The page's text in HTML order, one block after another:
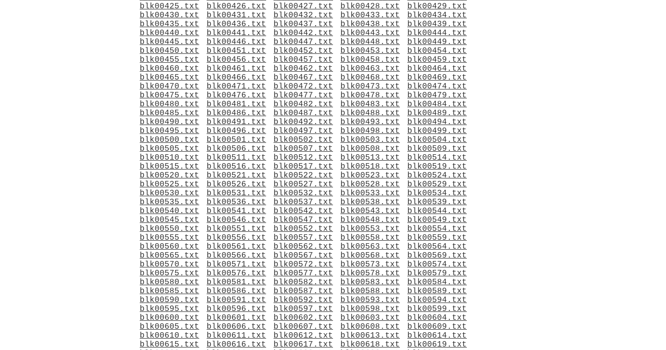
blk00425.txt
blk00426.txt blk00427.txt blk00428.txt
blk00429.txt
blk00430.txt
blk00431.txt blk00432.txt blk00433.txt
blk00434.txt
blk00435.txt
blk00436.txt blk00437.txt blk00438.txt
blk00439.txt
blk00440.txt
blk00441.txt blk00442.txt blk00443.txt
blk00444.txt
blk00445.txt
blk00446.txt blk00447.txt blk00448.txt
blk00449.txt
blk00450.txt
blk00451.txt blk00452.txt blk00453.txt
blk00454.txt
blk00455.txt
blk00456.txt blk00457.txt blk00458.txt
blk00459.txt
blk00460.txt
blk00461.txt blk00462.txt blk00463.txt
blk00464.txt
blk00465.txt
blk00466.txt blk00467.txt blk00468.txt
blk00469.txt
blk00470.txt
blk00471.txt blk00472.txt blk00473.txt
blk00474.txt
blk00475.txt
blk00476.txt blk00477.txt blk00478.txt
blk00479.txt
blk00480.txt
blk00481.txt blk00482.txt blk00483.txt
blk00484.txt
blk00485.txt
blk00486.txt blk00487.txt blk00488.txt
blk00489.txt
blk00490.txt
blk00491.txt blk00492.txt blk00493.txt
blk00494.txt
blk00495.txt
blk00496.txt blk00497.txt blk00498.txt
blk00499.txt
blk00500.txt
blk00501.txt blk00502.txt blk00503.txt
blk00504.txt
blk00505.txt
blk00506.txt blk00507.txt blk00508.txt
blk00509.txt
blk00510.txt
blk00511.txt blk00512.txt blk00513.txt
blk00514.txt
blk00515.txt
blk00516.txt blk00517.txt blk00518.txt
blk00519.txt
blk00520.txt
blk00521.txt blk00522.txt blk00523.txt
blk00524.txt
blk00525.txt
blk00526.txt blk00527.txt blk00528.txt
blk00529.txt
blk00530.txt
blk00531.txt blk00532.txt blk00533.txt
blk00534.txt
blk00535.txt
blk00536.txt blk00537.txt blk00538.txt
blk00539.txt
blk00540.txt
blk00541.txt blk00542.txt blk00543.txt
blk00544.txt
blk00545.txt
blk00546.txt blk00547.txt blk00548.txt
blk00549.txt
blk00550.txt
blk00551.txt blk00552.txt blk00553.txt
blk00554.txt
blk00555.txt
blk00556.txt blk00557.txt blk00558.txt
blk00559.txt
blk00560.txt
blk00561.txt blk00562.txt blk00563.txt
blk00564.txt
blk00565.txt
blk00566.txt blk00567.txt blk00568.txt
blk00569.txt
blk00570.txt
blk00571.txt blk00572.txt blk00573.txt
blk00574.txt
blk00575.txt
blk00576.txt blk00577.txt blk00578.txt
blk00579.txt
blk00580.txt
blk00581.txt blk00582.txt blk00583.txt
blk00584.txt
blk00585.txt
blk00586.txt blk00587.txt blk00588.txt
blk00589.txt
blk00590.txt
blk00591.txt blk00592.txt blk00593.txt
blk00594.txt
blk00595.txt
blk00596.txt blk00597.txt blk00598.txt
blk00599.txt
blk00600.txt
blk00601.txt blk00602.txt blk00603.txt
blk00604.txt
blk00605.txt
blk00606.txt blk00607.txt blk00608.txt
blk00609.txt
blk00610.txt
blk00611.txt blk00612.txt blk00613.txt
blk00614.txt
blk00615.txt
blk00616.txt blk00617.txt blk00618.txt
blk00619.txt